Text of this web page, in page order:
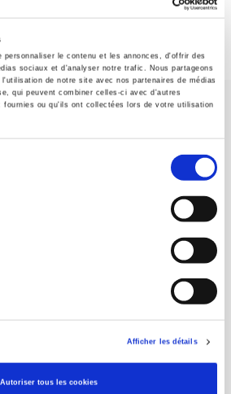
personnaliser le contenu et les annonces, d'offrir des
sociaux et d'analyser notre trafic. Nous partageons
de notre site avec nos partenaires de médias
qui peuvent combiner celles-ci avec d'autres
fournies ou qu'ils ont collectées lors de votre utilisation
Afficher les détails
Autoriser tous les cookies
PRESS has a threefold role: to publish
reference works for student use, and to
debate.